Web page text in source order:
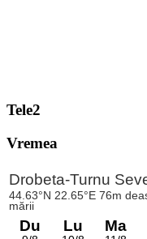
Tele2
Vremea